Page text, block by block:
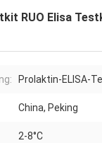
RUO Elisa
Prolaktin-ELISA-
China, Peking
2-8°C